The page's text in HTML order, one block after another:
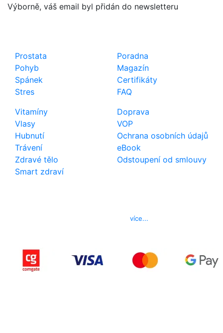
Výborně, váš email byl přidán do newsletteru
Prostata
Pohyb
Spánek
Stres
Vitamíny
Vlasy
Hubnutí
Trávení
Zdravé tělo
Smart zdraví
Poradna
Magazín
Certifikáty
FAQ
Doprava
VOP
Ochrana osobních údajů
eBook
Odstoupení od smlouvy
více...